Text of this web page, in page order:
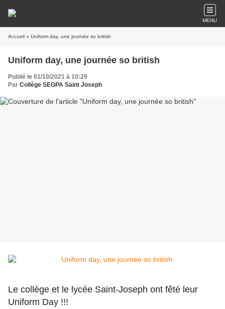
MENU
Accueil » Uniform day, une journée so british
Uniform day, une journée so british
Publié le 01/10/2021 à 10:29
Par Collège SEGPA Saint Joseph
Le collège et le lycée Saint-Joseph ont fêté leur
Uniform Day !!!